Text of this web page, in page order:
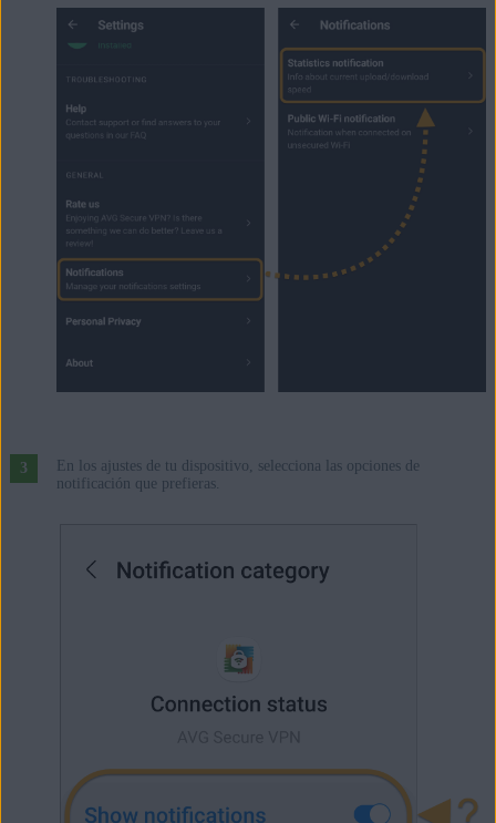
En los ajustes de tu dispositivo, selecciona las opciones de
notificación que prefieras.